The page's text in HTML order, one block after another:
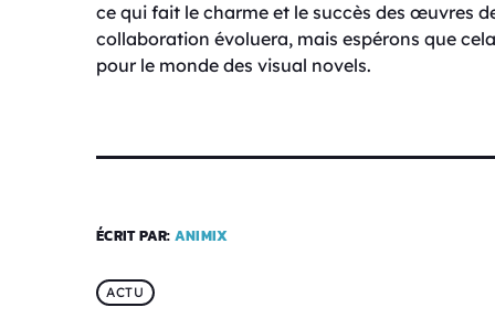
ce qui fait le charme et le succès des œuvres
collaboration évoluera, mais espérons que
pour le monde des visual novels.
ÉCRIT PAR: ANIMIX
ACTU